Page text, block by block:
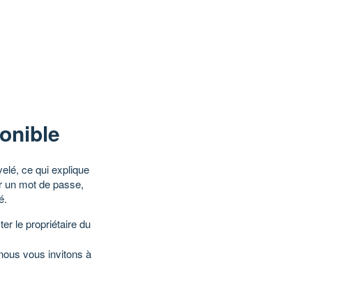
ce qui explique
un mot de passe,
le propriétaire du
vous invitons à